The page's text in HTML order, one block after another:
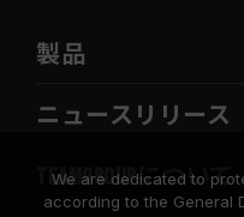
製品
ニュースリリース
TEAMGROUPについて
We are dedicated to
according to the General